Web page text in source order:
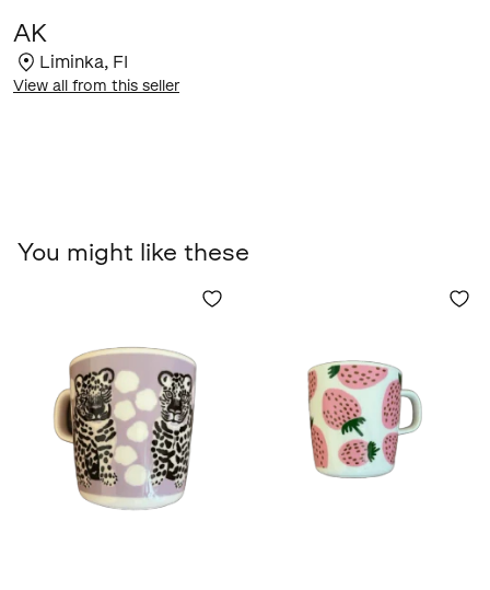
AK
Liminka, FI
View all from this seller
You might like these